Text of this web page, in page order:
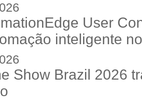
User
inteligente
Show Brazil 2026